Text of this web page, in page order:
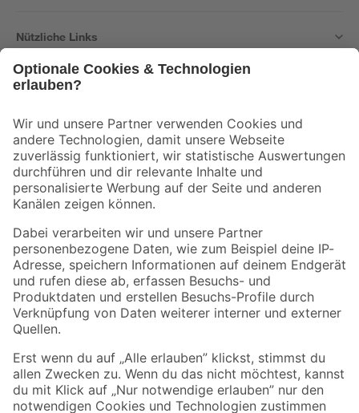
Nützliche Links
Der toom Newsletter: Keine Angebote und Aktionen mehr verpassen!
Zur Newsletter Anmeldung
Folge uns
Zahlungsarten Versandarten
Sicher einkaufen
Jetzt die toom-App herunterladen